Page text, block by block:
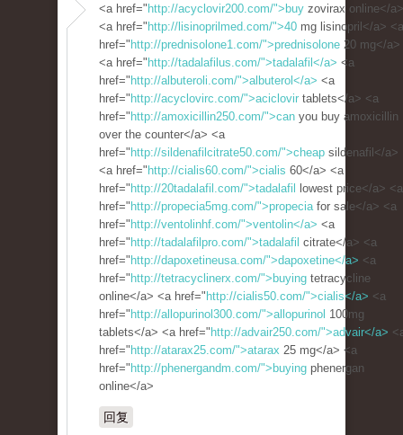
<a href=" http://acyclovir200.com/">buy zovirax online</a>
<a href=" http://lisinoprilmed.com/">40 mg lisinopril</a> <a
href=" http://prednisolone1.com/">prednisolone 20 mg</a>
<a href=" http://tadalafilus.com/">tadalafil</a> <a
href=" http://albuteroli.com/">albuterol</a> <a
href=" http://acyclovirc.com/">aciclovir tablets</a> <a
href=" http://amoxicillin250.com/">can you buy amoxicillin
over the counter</a> <a
href=" http://sildenafilcitrate50.com/">cheap sildenafil</a>
<a href=" http://cialis60.com/">cialis 60</a> <a
href=" http://20tadalafil.com/">tadalafil
lowest price</a> <a
href=" http://propecia5mg.com/">propeciafor sale</a> <a
href=" http://ventolinhf.com/">ventolin</a> <a
href=" http://tadalafilpro.com/">tadalafil citrate</a> <a
href=" http://dapoxetineusa.com/">dapoxetine</a> <a
href=" http://tetracyclinerx.com/">buying tetracycline
online</a> <a href=" http://cialis50.com/">cialis</a> <a
href=" http://allopurinol300.com/">allopurinol 100mg
tablets</a> <a href=" http://advair250.com/">advair</a>
href=" http://atarax25.com/">atarax 25 mg</a> <a
href=" http://phenergandm.com/">buying phenergan
online</a>
回复